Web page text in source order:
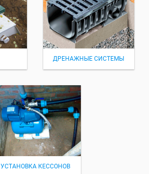
ДРЕНАЖНЫЕ СИСТЕМЫ
УСТАНОВКА КЕССОНОВ